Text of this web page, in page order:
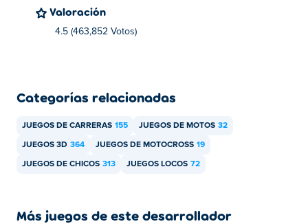
Valoración
4.5 (463,852 Votos)
Categorías relacionadas
JUEGOS DE CARRERAS 155 JUEGOS DE MOTOS 32
JUEGOS 3D 364 JUEGOS DE MOTOCROSS 19
JUEGOS DE CHICOS 313 JUEGOS LOCOS 72
Más juegos de este desarrollador